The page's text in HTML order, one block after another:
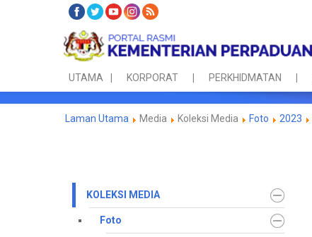
UTAMA KORPORAT PERKHIDMATAN
Laman Utama Media Koleksi Media Foto 2023
KOLEKSI MEDIA
Foto